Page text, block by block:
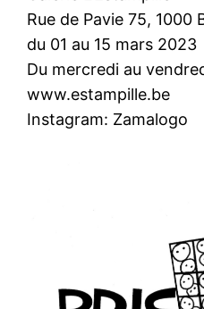
Rue de Pavie 75, 1000
du 01 au 15 mars 2023
Du mercredi au
www.estampille.be
Instagram: Zamalogo